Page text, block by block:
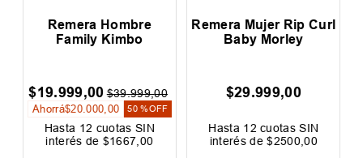
Remera Hombre
Remera Mujer Rip Curl